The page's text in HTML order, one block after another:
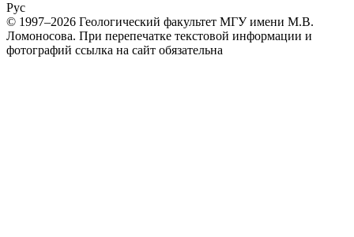
Рус
© 1997–2026 Геологический факультет МГУ имени М.В.
Ломоносова. При перепечатке текстовой информации и
фотографий ссылка на сайт обязательна